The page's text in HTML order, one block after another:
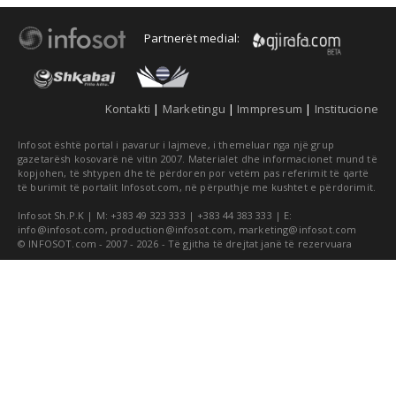
Partnerët medial:
Kontakti | Marketingu | Immpresum | Institucione
Infosot është portal i pavarur i lajmeve, i themeluar nga një grup
gazetarësh kosovarë në vitin 2007. Materialet dhe informacionet mund të
kopjohen, të shtypen dhe të përdoren por vetëm pas referimit të qartë
të burimit të portalit Infosot.com, në përputhje me kushtet e përdorimit.
Infosot Sh.P.K | M: +383 49 323 333 | +383 44 383 333 | E:
info@infosot.com , production@infosot.com , marketing@infosot.com
© INFOSOT.com - 2007 - 2026 - Të gjitha të drejtat janë të rezervuara